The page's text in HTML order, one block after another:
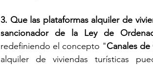
3. Que las plataformas alquiler de
sancionador de la Ley de
redefiniendo el concepto "Canales
alquiler de viviendas turísticas